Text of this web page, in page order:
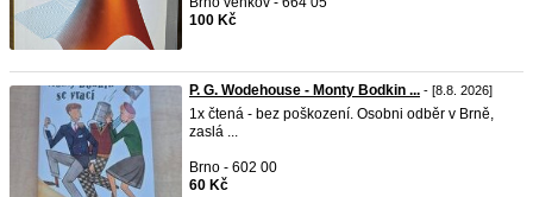
100 Kč
P. G. Wodehouse - Monty Bodkin ... - [8.8. 2026]
1x čtená - bez poškození. Osobni odběr v Brně,
zaslá ...
Brno - 602 00
60 Kč